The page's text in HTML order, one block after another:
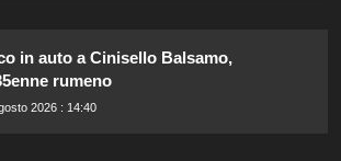
in auto a Cinisello Balsamo,
rumeno
2026 : 14:40